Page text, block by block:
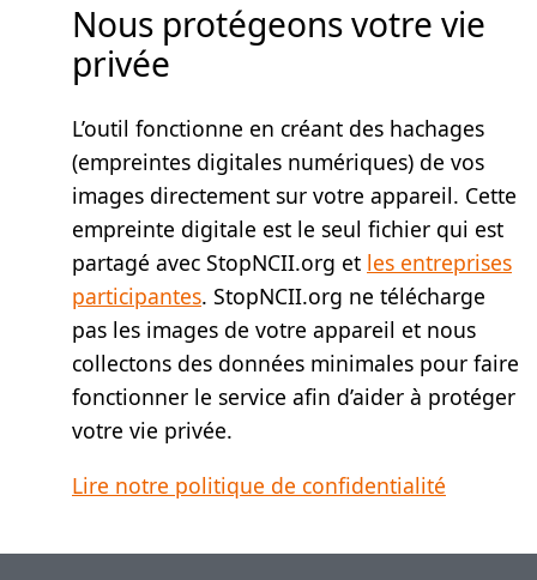
Nous protégeons votre vie
privée
L’outil fonctionne en créant des hachages
(empreintes digitales numériques) de vos
images directement sur votre appareil. Cette
empreinte digitale est le seul fichier qui est
partagé avec StopNCII.org et les entreprises
participantes. StopNCII.org ne télécharge
pas les images de votre appareil et nous
collectons des données minimales pour faire
fonctionner le service afin d’aider à protéger
votre vie privée.
Lire notre politique de confidentialité